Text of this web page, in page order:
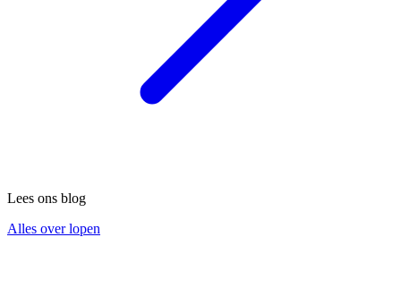
Lees ons blog
Alles over lopen